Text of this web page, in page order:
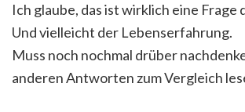
Ich glaube, das ist wirklich eine Frage
Und vielleicht der Lebenserfahrung.
Muss noch nochmal drüber
anderen Antworten zum Vergleich